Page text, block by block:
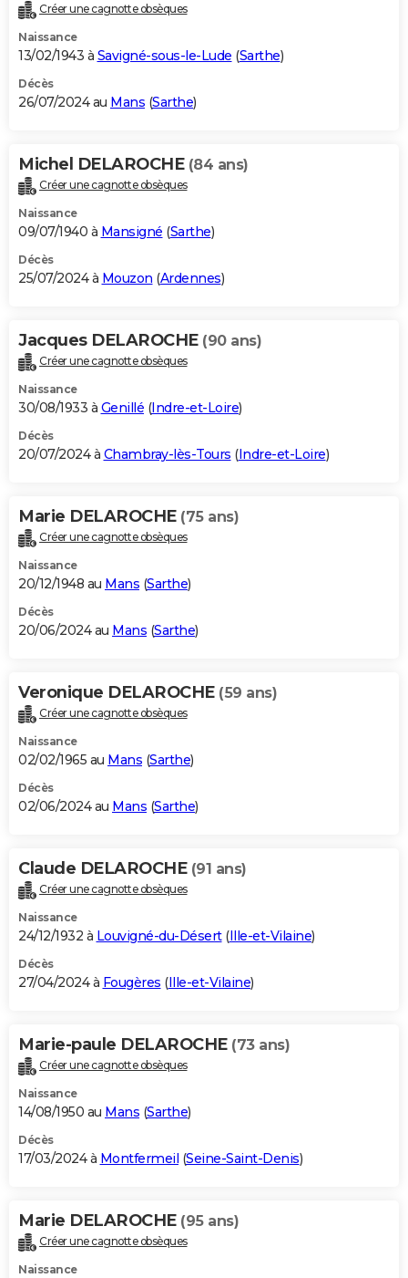
Créer une cagnotte obsèques
Naissance
13/02/1943 à Savigné-sous-le-Lude (Sarthe)
Décès
26/07/2024 au Mans (Sarthe)
Michel DELAROCHE (84 ans)
Créer une cagnotte obsèques
Naissance
09/07/1940 à Mansigné (Sarthe)
Décès
25/07/2024 à Mouzon (Ardennes)
Jacques DELAROCHE (90 ans)
Créer une cagnotte obsèques
Naissance
30/08/1933 à Genillé (Indre-et-Loire)
Décès
20/07/2024 à Chambray-lès-Tours (Indre-et-Loire)
Marie DELAROCHE (75 ans)
Créer une cagnotte obsèques
Naissance
20/12/1948 au Mans (Sarthe)
Décès
20/06/2024 au Mans (Sarthe)
Veronique DELAROCHE (59 ans)
Créer une cagnotte obsèques
Naissance
02/02/1965 au Mans (Sarthe)
Décès
02/06/2024 au Mans (Sarthe)
Claude DELAROCHE (91 ans)
Créer une cagnotte obsèques
Naissance
24/12/1932 à Louvigné-du-Désert(Ille-et-Vilaine)
Décès
27/04/2024 à Fougères (Ille-et-Vilaine)
Marie-paule DELAROCHE (73 ans)
Créer une cagnotte obsèques
Naissance
14/08/1950 au Mans (Sarthe)
Décès
17/03/2024 à Montfermeil (Seine-Saint-Denis)
Marie DELAROCHE (95 ans)
Créer une cagnotte obsèques
Naissance